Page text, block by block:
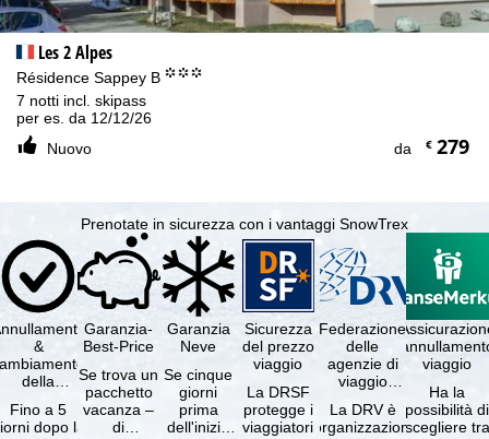
Les 2 Alpes
Résidence Sappey B °°°
7 notti incl. skipass
per es. da 12/12/26
Nuovo
da €279
Prenotate in sicurezza con i vantaggi SnowTrex
&
della
gratuiti
Fino a 5
dopo la
Garanzia-
Best-Price
Se trova un
pacchetto
vacanza –
di
Garanzia
Neve
Se cinque
giorni
prima
dell'inizio
Sicurezza
del prezzo
viaggio
La DRSF
protegge i
viaggiatori
Federazione
delle
agenzie di
viaggio
La DRV è
l'organizzazione
viaggio
Ha la
possibilità di
scegliere tra